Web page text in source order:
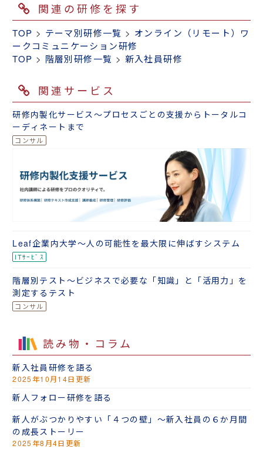
気です。実際にお客さま役の講師に電話をして
をしたりすることで、学んだ知識を実践できる
ところまで定着させます。
新入社員研修 ～シミュレーション体験編（３
関連の研修を探す
TOP > テーマ別研修一覧 > オンライン（リモート）ワ
ークコミュニケーション研修
TOP > 階層別研修一覧 > 新入社員研修
関連サービス
研修内製化サービス～プロセスごとの支援からトータルコ
ーディネートまで
Leaf企業内大学～人の可能性を最大限に伸ばすシステム
階層別テスト～ビジネスで必要な「知識」と「活用力」を
測定するテスト
読み物・コラム
新入社員研修を語る
2025年10月14日更新
新人フォロー研修を語る
新人がぶつかりやすい「４つの壁」～新入社員の６か月間
の成長ストーリー
2025年8月4日更新